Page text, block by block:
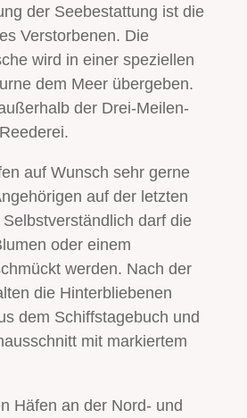
der Seebestattung ist die
Verstorbenen. Die
wird in einer speziellen
dem Meer übergeben.
der Drei-Meilen-
auf Wunsch sehr gerne
auf der letzten
darf die
oder einem
werden. Nach der
die Hinterbliebenen
dem Schiffstagebuch und
mit markiertem
Häfen an der Nord- und